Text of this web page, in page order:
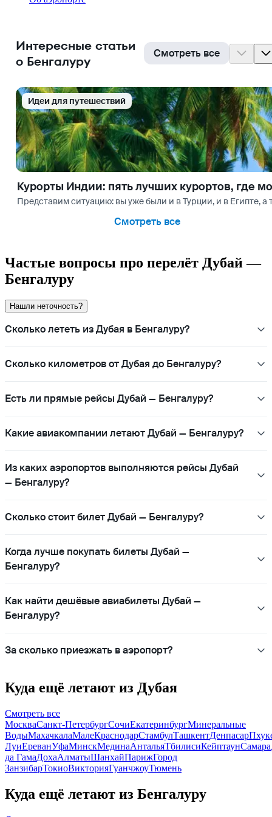
Интересные статьи
о Бенгалуру
Смотреть все
Идеи для путешествий
Курорты Индии: пять лучших курортов, где
Представим ситуацию: вы уже были и в Турции, и в Египте, а
Смотреть все
Частые вопросы про перелёт Дубай —
Бенгалуру
Нашли неточность?
Сколько лететь из Дубая в Бенгалуру?
Сколько километров от Дубая до Бенгалуру?
Есть ли прямые рейсы Дубай — Бенгалуру?
Какие авиакомпании летают Дубай — Бенгалуру?
Из каких аэропортов выполняются рейсы Дубай
— Бенгалуру?
Сколько стоит билет Дубай — Бенгалуру?
Когда лучше покупать билеты Дубай —
Бенгалуру?
Как найти дешёвые авиабилеты Дубай —
Бенгалуру?
За сколько приезжать в аэропорт?
Куда ещё летают из Дубая
Смотреть все
МоскваСанкт-ПетербургСочиЕкатеринбургМинеральные
ВодыМахачкалаМалеКраснодарСтамбулТашкентДенпасар
ЛуиЕреванУфаМинскМединаАнтальяТбилисиКейптаунСамара
да ГамаДохаАлматыШанхайПарижГород
ЗанзибарТокиоВикторияГуанчжоуТюмень
Куда ещё летают из Бенгалуру